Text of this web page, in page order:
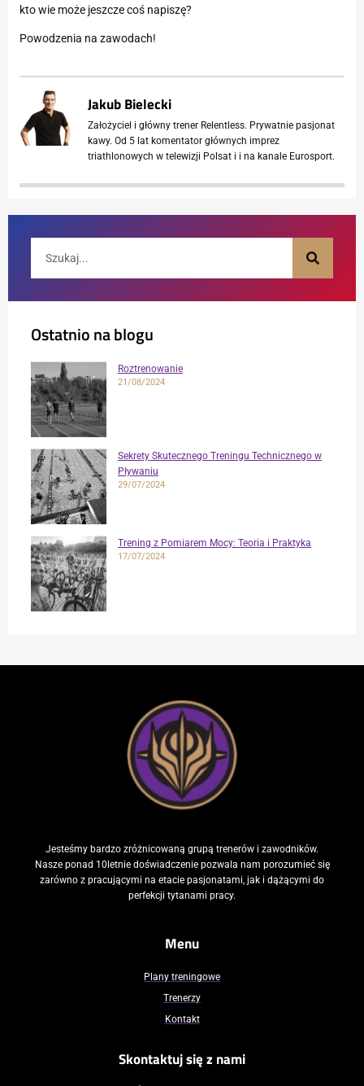
kto wie może jeszcze coś napiszę?
Powodzenia na zawodach!
Jakub Bielecki
Założyciel i główny trener Relentless. Prywatnie pasjonat
kawy. Od 5 lat komentator głównych imprez
triathlonowych w telewizji Polsat i i na kanale Eurosport.
Ostatnio na blogu
Roztrenowanie
21/08/2024
Sekrety Skutecznego Treningu Technicznego w
Pływaniu
29/07/2024
Trening z Pomiarem Mocy: Teoria i Praktyka
17/07/2024
Jesteśmy bardzo zróżnicowaną grupą trenerów i zawodników.
Nasze ponad 10letnie doświadczenie pozwala nam porozumieć się
zarówno z pracującymi na etacie pasjonatami, jak i dążącymi do
perfekcji tytanami pracy.
Menu
Plany treningowe
Trenerzy
Kontakt
Skontaktuj się z nami